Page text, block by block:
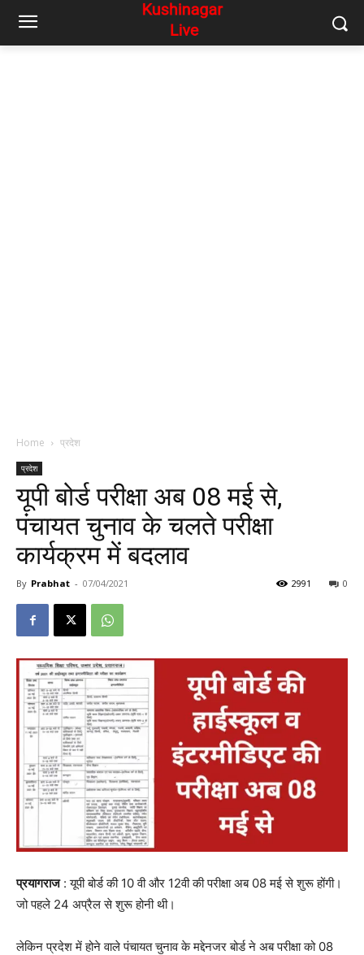
Home प्रदेश
प्रदेश
यूपी बोर्ड परीक्षा अब 08 मई से,
पंचायत चुनाव के चलते परीक्षा
कार्यक्रम में बदलाव
By Prabhat - 07/04/2021 0
2991
प्रयागराज: यूपी बोर्ड की 10 वी और 12वी की परीक्षा अब 08 मई से शुरू होंगी।
जो पहले 24 अप्रैल से शुरू होनी थी।
लेकिन प्रदेश में होने वाले पंचायत चुनाव के मद्देनजर बोर्ड ने अब परीक्षा को 08